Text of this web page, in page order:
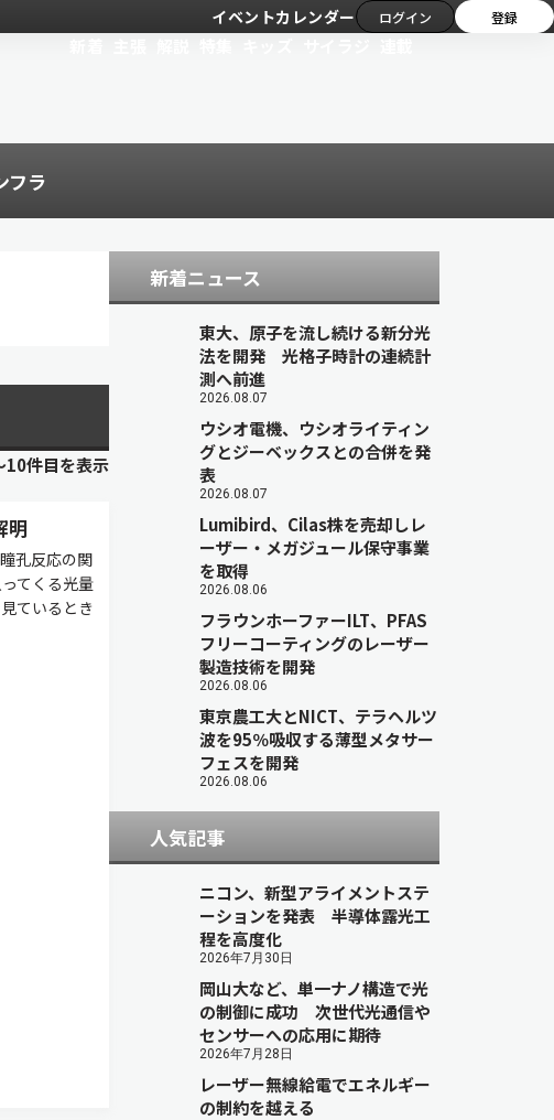
イベントカレンダー ログイン 登録
フラ
10件目を表示
明
孔反応の関
てくる光量
ているとき
新着ニュース
東大、原子を流し続ける新分光
法を開発 光格子時計の連続計
測へ前進
2026.08.07
ウシオ電機、ウシオライティン
グとジーベックスとの合併を発
表
2026.08.07
Lumibird、Cilas株を売却しレ
ーザー・メガジュール保守事業
を取得
2026.08.06
フラウンホーファーILT、PFAS
フリーコーティングのレーザー
製造技術を開発
2026.08.06
東京農工大とNICT、テラヘルツ
波を95％吸収する薄型メタサー
フェスを開発
2026.08.06
人気記事
ニコン、新型アライメントステ
ーションを発表 半導体露光工
程を高度化
2026年7月30日
岡山大など、単一ナノ構造で光
の制御に成功 次世代光通信や
センサーへの応用に期待
2026年7月28日
レーザー無線給電でエネルギー
の制約を越える